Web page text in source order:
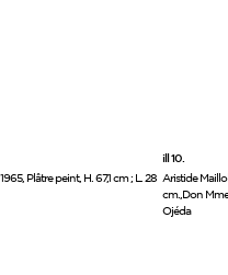
Plâtre peint, H. 67,1 cm ; L. 28
ill 10.
Aristide
cm.,Don
Ojéda